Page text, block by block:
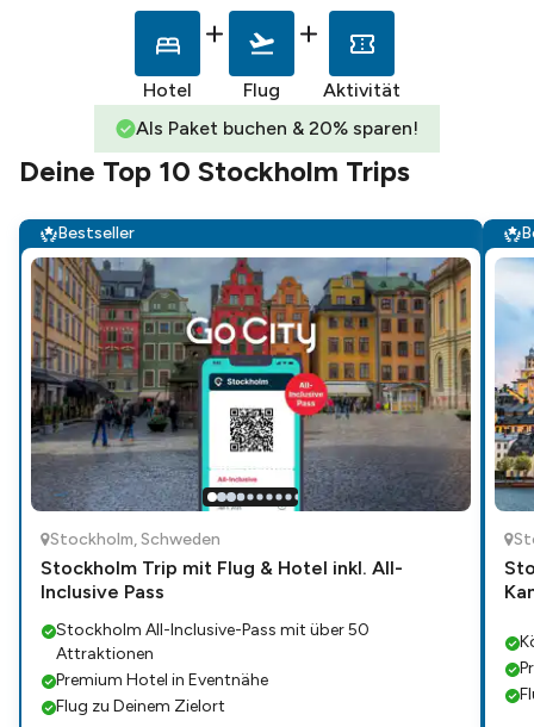
Hotel Flug
Aktivität
Als Paket buchen & 20% sparen!
Deine Top 10 Stockholm Trips
Bestseller
Stockholm,Schweden
Stockholm Trip mit Flug & Hotel inkl. All-
Inclusive Pass
Stockholm All-Inclusive-Pass mit über 50
Attraktionen
Premium Hotel in Eventnähe
Flug zu Deinem Zielort